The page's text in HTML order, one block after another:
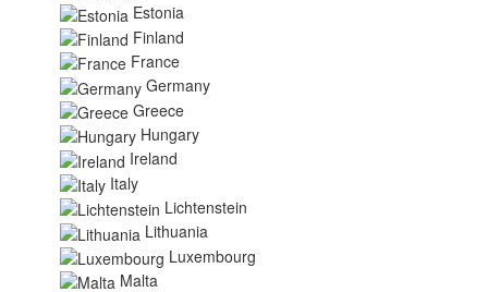
Estonia
Finland
France
Germany
Greece
Hungary
Ireland
Italy
Lichtenstein
Lithuania
Luxembourg
Malta